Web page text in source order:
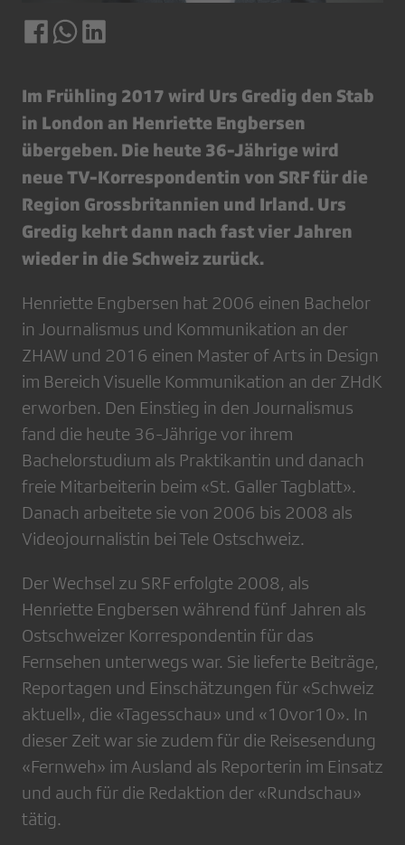
Im Frühling 2017 wird Urs Gredig den Stab
in London an Henriette Engbersen
übergeben. Die heute 36-Jährige wird
neue TV-Korrespondentin von SRF für die
Region Grossbritannien und Irland. Urs
Gredig kehrt dann nach fast vier Jahren
wieder in die Schweiz zurück.
Henriette Engbersen hat 2006 einen Bachelor
in Journalismus und Kommunikation an der
ZHAW und 2016 einen Master of Arts in Design
im Bereich Visuelle Kommunikation an der ZHdK
erworben. Den Einstieg in den Journalismus
fand die heute 36-Jährige vor ihrem
Bachelorstudium als Praktikantin und danach
freie Mitarbeiterin beim «St. Galler Tagblatt».
Danach arbeitete sie von 2006 bis 2008 als
Videojournalistin bei Tele Ostschweiz.
Der Wechsel zu SRF erfolgte 2008, als
Henriette Engbersen während fünf Jahren als
Ostschweizer Korrespondentin für das
Fernsehen unterwegs war. Sie lieferte Beiträge,
Reportagen und Einschätzungen für «Schweiz
aktuell», die «Tagesschau» und «10vor10». In
dieser Zeit war sie zudem für die Reisesendung
«Fernweh» im Ausland als Reporterin im Einsatz
und auch für die Redaktion der «Rundschau»
tätig.